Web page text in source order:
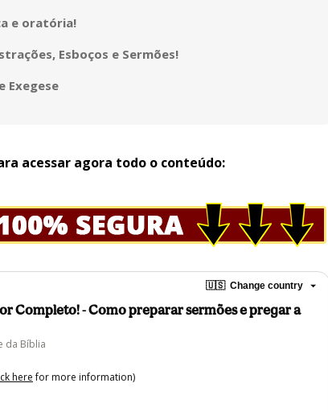
e oratória!
Esboços e Sermões!
Exegese
acessar agora todo o conteúdo:
🇺🇸 Change country
Completo! - Como preparar sermões e pregar a
da Bíblia
herefor more information)